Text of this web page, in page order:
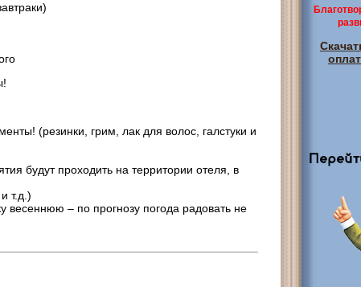
(резинки, грим, лак для волос, галстуки и
будут проходить на территории отеля, в
т.д.)
весеннюю – по прогнозу погода радовать не